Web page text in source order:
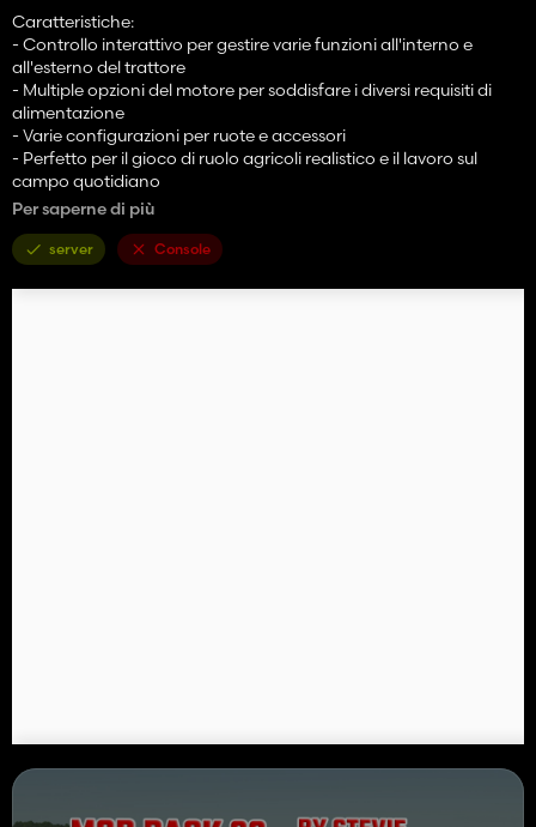
Caratteristiche:
- Controllo interattivo per gestire varie funzioni all'interno e
all'esterno del trattore
- Multiple opzioni del motore per soddisfare i diversi requisiti di
alimentazione
- Varie configurazioni per ruote e accessori
- Perfetto per il gioco di ruolo agricoli realistico e il lavoro sul
campo quotidiano
Per saperne di più
server Console